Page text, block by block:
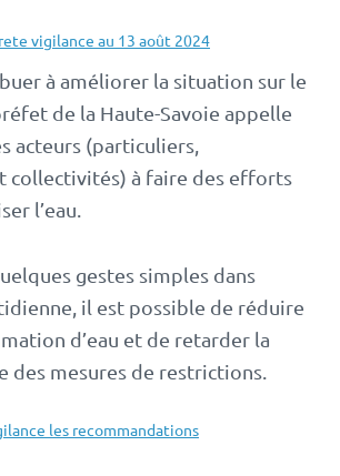
à améliorer la situation sur le
de la Haute-Savoie appelle
acteurs (particuliers,
collectivités) à faire des efforts
l’eau.
gestes simples dans
il est possible de réduire
d’eau et de retarder la
des mesures de restrictions.